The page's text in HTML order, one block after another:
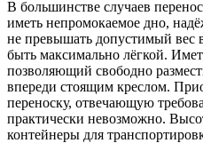
В большинстве случаев
иметь непромокаемое дно,
не превышать допустимый вес
быть максимально лёгкой.
позволяющий свободно
впереди стоящим креслом.
переноску, отвечающую
практически невозможно.
контейнеры для